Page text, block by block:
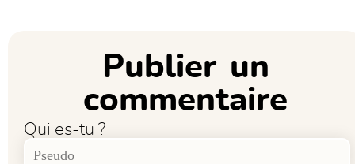
Publier un
commentaire
Qui es-tu ?